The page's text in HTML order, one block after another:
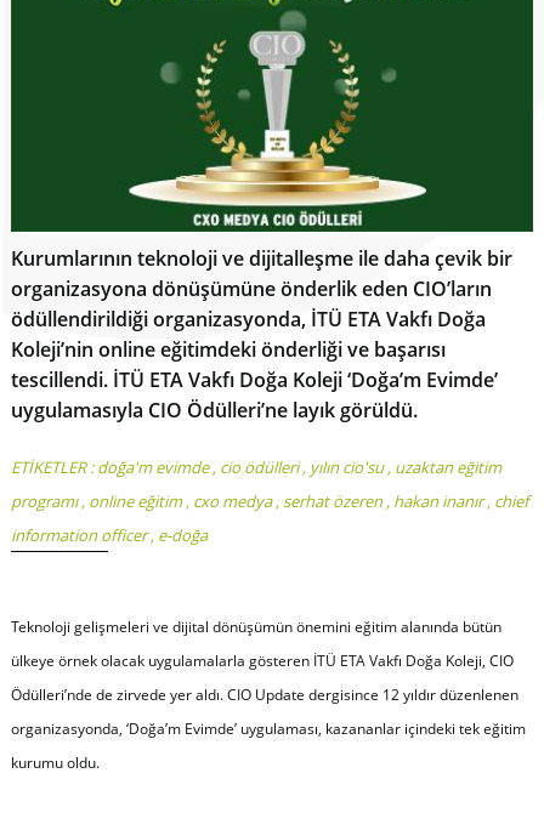
Kurumlarının teknoloji ve dijitalleşme ile daha çevik bir
organizasyona dönüşümüne önderlik eden CIO’ların
ödüllendirildiği organizasyonda, İTÜ ETA Vakfı Doğa
Koleji’nin online eğitimdeki önderliği ve başarısı
tescillendi. İTÜ ETA Vakfı Doğa Koleji ‘Doğa’m Evimde’
uygulamasıyla CIO Ödülleri’ne layık görüldü.
ETİKETLER :doğa'm evimde, cio ödülleri, yılın cio'su, uzaktan eğitim
programı, online eğitim, cxo medya,serhat özeren, hakan inanır, chief
information officer, e-doğa
Teknoloji gelişmeleri ve dijital dönüşümün önemini eğitim alanında bütün
ülkeye örnek olacak uygulamalarla gösteren İTÜ ETA Vakfı Doğa Koleji, CIO
Ödülleri’nde de zirvede yer aldı. CIO Update dergisince 12 yıldır düzenlenen
organizasyonda, ‘Doğa’m Evimde’ uygulaması, kazananlar içindeki tek eğitim
kurumu oldu.